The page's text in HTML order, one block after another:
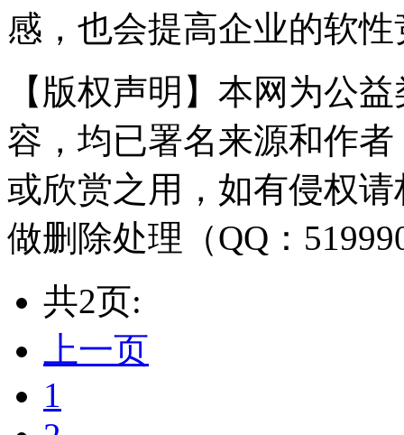
感，也会提高企业的软
【版权声明】本网为公
容，均已署名来源和作
或欣赏之用，如有侵权
做删除处理（QQ：
共2页:
上一页
1